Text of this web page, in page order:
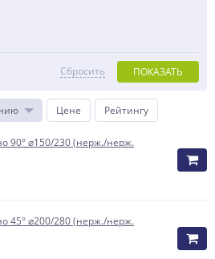
ПОКАЗАТЬ
Сбросить
Цене Рейтингу
90° ⌀150/230 (нерж./нерж.
45° ⌀200/280 (нерж./нерж.